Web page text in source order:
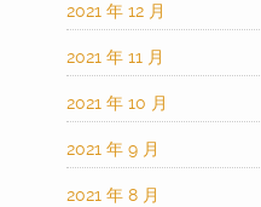
2021 年 12 月
2021 年 11 月
2021 年 10 月
2021 年 9 月
2021 年 8 月